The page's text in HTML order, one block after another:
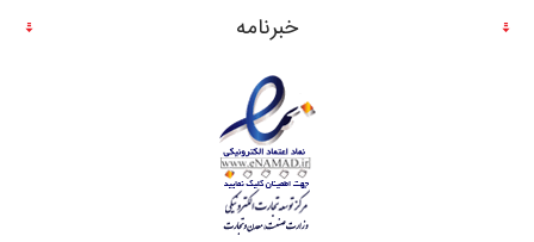
خبرنامه